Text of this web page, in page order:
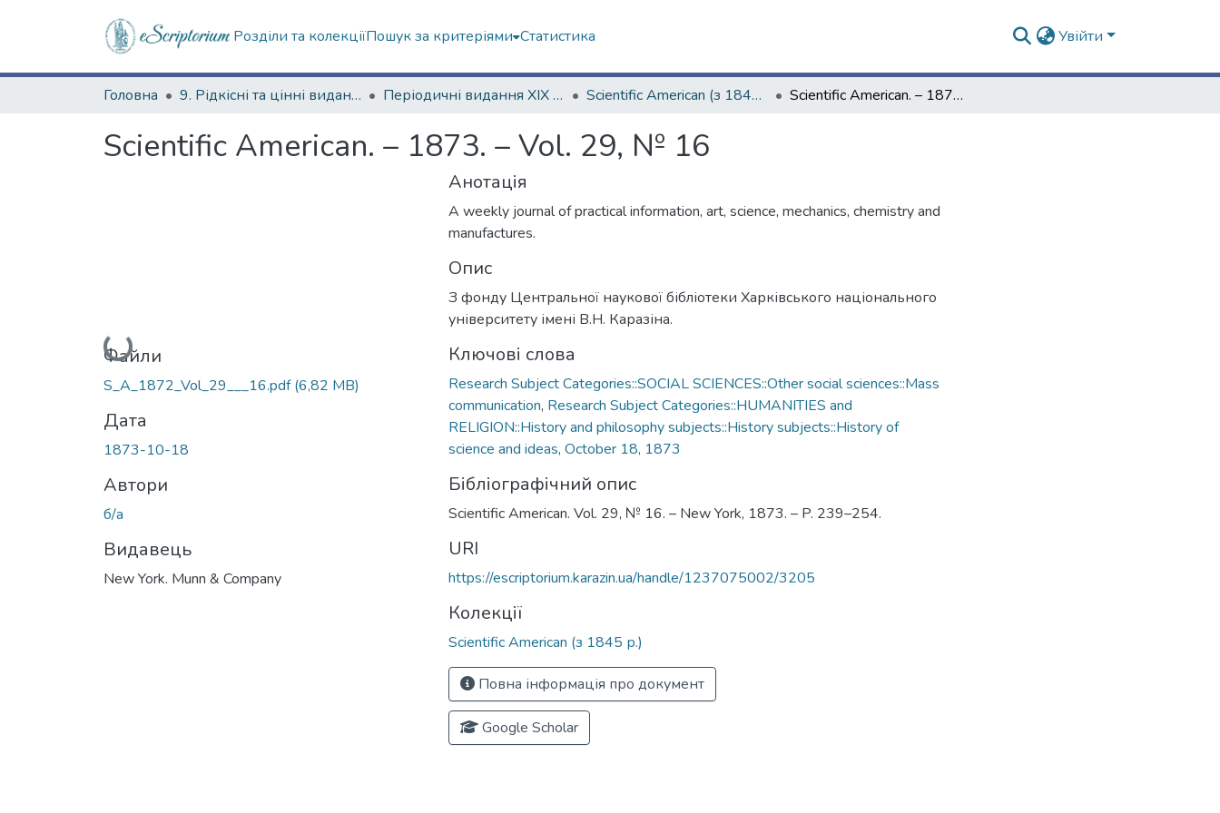
Розділи та колекціїПошук за критеріями Статистика Увійти
Головна 9. Рідкісні та цінні видання Періодичні видання ХІХ ст. Scientific American (з 1845 р.) Scientific American. – 1873. – Vol. 29, № 16
Scientific American. – 1873. – Vol. 29, № 16
Вантажиться...
Файли
S_A_1872_Vol_29___16.pdf(6,82 MB)
Дата
1873-10-18
Автори
б/а
Видавець
New York. Munn & Company
Анотація
A weekly journal of practical information, art, science, mechanics, chemistry and
manufactures.
Опис
З фонду Центральної наукової бібліотеки Харківського національного
університету імені В.Н. Каразіна.
Ключові слова
Research Subject Categories::SOCIAL SCIENCES::Other social sciences::Mass
communication, Research Subject Categories::HUMANITIES and
RELIGION::History and philosophy subjects::History subjects::History of
science and ideas, October 18, 1873
Бібліографічний опис
Scientific American. Vol. 29, № 16. – New York, 1873. – P. 239–254.
URI
https://escriptorium.karazin.ua/handle/1237075002/3205
Колекції
Scientific American (з 1845 р.)
Повна інформація про документ
Google Scholar